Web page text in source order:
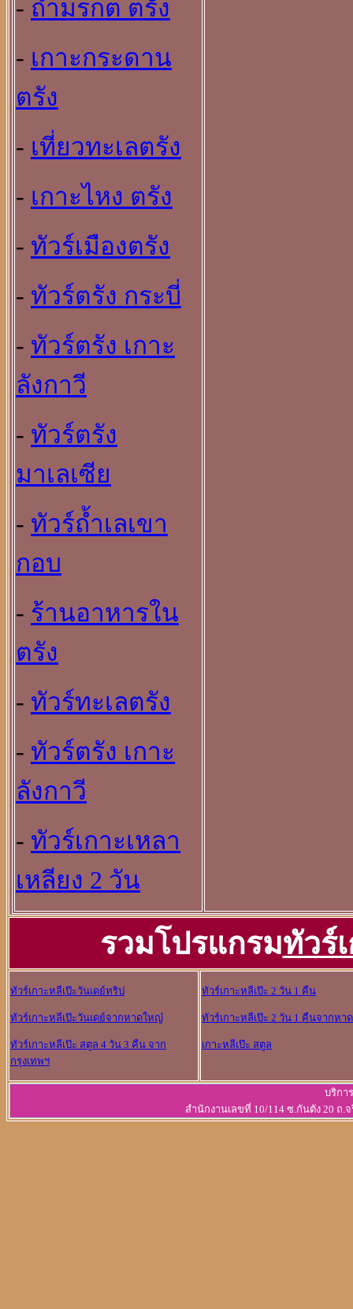
- ถ้ำมรกต ตรัง
- เกาะกระดาน
ตรัง
- เที่ยวทะเลตรัง
- เกาะไหง ตรัง
- ทัวร์เมืองตรัง
- ทัวร์ตรัง กระบี่
- ทัวร์ตรัง เกาะ
ลังกาวี
- ทัวร์ตรัง
มาเลเซีย
- ทัวร์ถ้ำเลเขา
กอบ
- ร้านอาหารใน
ตรัง
- ทัวร์ทะเลตรัง
- ทัวร์ตรัง เกาะ
ลังกาวี
- ทัวร์เกาะเหลา
เหลียง 2 วัน
รวมโปรแกรมทัวร์
ทัวร์เกาะหลีเป๊ะวันเดย์ทริป
ทัวร์เกาะหลีเป๊ะวันเดย์จากหาดใหญ๋
ทัวร์เกาะหลีเป๊ะ สตูล 4 วัน 3 คืน จาก
กรุงเทพฯ
ทัวร์เกาะหลีเป๊ะ 2 วัน 1 คืน
ทัวร์เกาะหลีเป๊ะ 2 วัน 1 คืนจากหา
เกาะหลีเป๊ะ สตูล
บริกา
สำนักงานเลขที่ 10/114 ซ.กันตัง 20 ถ.